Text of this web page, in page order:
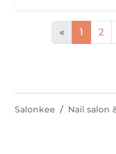
« 1 2
Salonkee Nail salon